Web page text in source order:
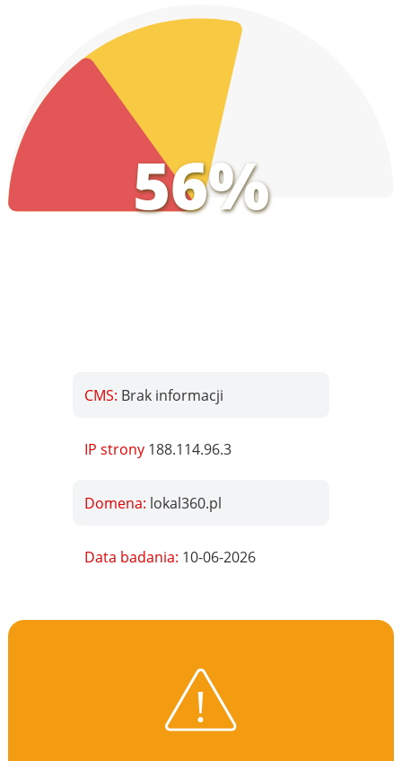
56%
CMS: Brak informacji
IP strony 188.114.96.3
Domena: lokal360.pl
Data badania: 10-06-2026